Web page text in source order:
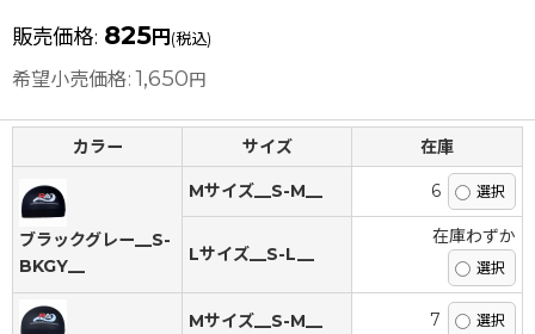
販売価格: 825円 (税込)
希望小売価格: 1,650円
カラー サイズ 在庫
ブラックグレー__S-
BKGY__
Mサイズ__S-M__ 6
Lサイズ__S-L__
在庫わずか
Mサイズ__S-M__ 7